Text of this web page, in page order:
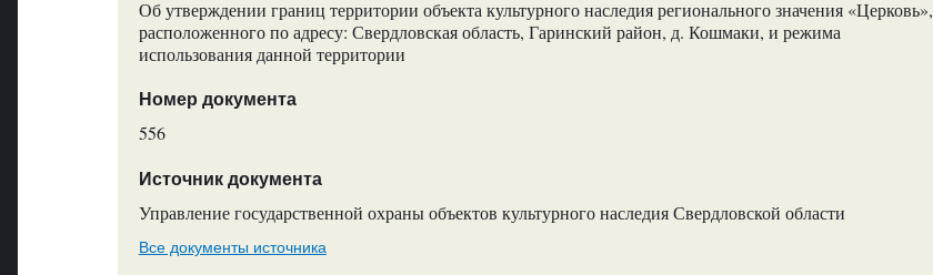
Об утверждении границ территории объекта культурного наследия регионального значения «Церковь»,
расположенного по адресу: Свердловская область, Гаринский район, д. Кошмаки, и режима
использования данной территории
Номер документа
556
Источник документа
Управление государственной охраны объектов культурного наследия Свердловской области
Все документы источника